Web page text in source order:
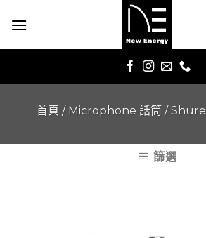
首頁 / Microphone 話筒 /Shure
篩選